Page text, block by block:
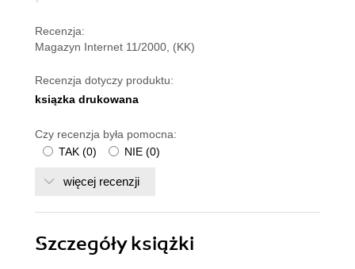
Recenzja:
Magazyn Internet 11/2000, (KK)
Recenzja dotyczy produktu:
ksiązka drukowana
Czy recenzja była pomocna:
TAK (0) NIE (0)
więcej recenzji
Szczegółyksiążki